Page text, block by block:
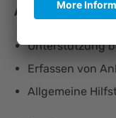
Aufgaben:
Unterstützung
Erfassen von
Allgemeine